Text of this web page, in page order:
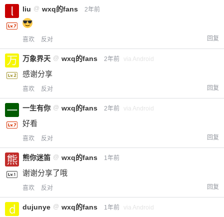
liu @ wxq的fans 2年前
喜欢 反对 回复
万象界天 @ wxq的fans 2年前 via Android
感谢分享
喜欢 反对 回复
一生有你 @ wxq的fans 2年前 via Android
好看
喜欢 反对 回复
熊你迷笛 @ wxq的fans 1年前
谢谢分享了哦
喜欢 反对 回复
dujunye @ wxq的fans 1年前 via Android